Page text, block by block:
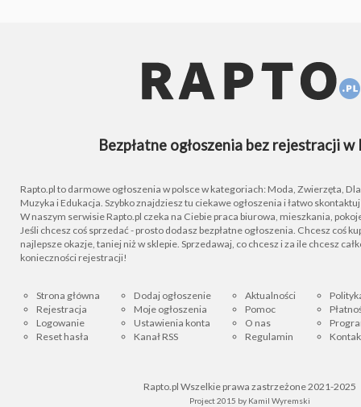
Bezpłatne ogłoszenia bez rejestracji w
Rapto.pl to darmowe ogłoszenia w polsce w kategoriach: Moda, Zwierzęta, Dla
Muzyka i Edukacja. Szybko znajdziesz tu ciekawe ogłoszenia i łatwo
W naszym serwisie Rapto.pl czeka na Ciebie praca biurowa, mieszkania,
Jeśli chcesz coś sprzedać - prosto dodasz bezpłatne ogłoszenia. Chcesz coś
najlepsze okazje, taniej niż w sklepie. Sprzedawaj, co chcesz i za ile chcesz
konieczności rejestracji!
Strona główna
Rejestracja
Logowanie
Reset hasła
Dodaj ogłoszenie
Moje ogłoszenia
Ustawienia konta
Kanał RSS
Aktualności
Pomoc
O nas
Regulamin
Rapto.pl Wszelkie prawa zastrzeżone 2021-2025
Project 2015 by Kamil Wyremski